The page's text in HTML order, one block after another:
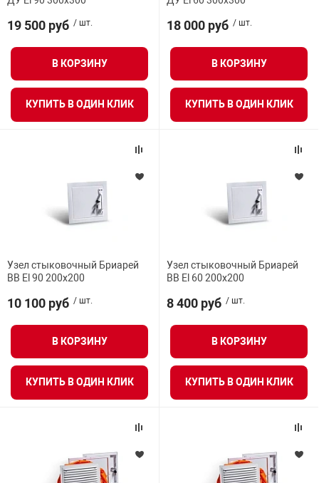
решения
безопасность
оборудование
управления
и аналитики
периметра
Стволы
Узлы
Установки
Шкафы
Табло
Термошкафы
19 500 руб / шт.
В КОРЗИНУ
КУПИТЬ В ОДИН КЛИК
18 000 руб / шт.
В КОРЗИНУ
КУПИТЬ В ОДИН КЛИК
Узел стыковочный Бриарей
ВВ El 90 200х200
10 100 руб / шт.
В КОРЗИНУ
КУПИТЬ В ОДИН КЛИК
Узел стыковочный Бриарей
ВВ El 60 200х200
8 400 руб / шт.
В КОРЗИНУ
КУПИТЬ В ОДИН КЛИК